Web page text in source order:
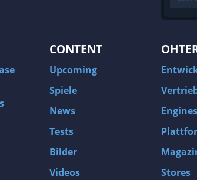
CONTENT
Upcoming
Spiele
News
Tests
Bilder
Videos
Engines
Stores